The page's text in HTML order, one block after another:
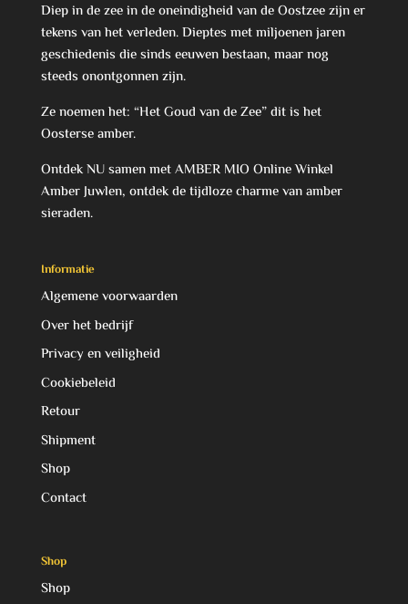
Diep in de zee in de oneindigheid van de Oostzee zijn er
tekens van het verleden. Dieptes met miljoenen jaren
geschiedenis die sinds eeuwen bestaan, maar nog
steeds onontgonnen zijn.
Ze noemen het: “Het Goud van de Zee” dit is het
Oosterse amber.
Ontdek NU samen met AMBER MIO Online Winkel
Amber Juwlen, ontdek de tijdloze charme van amber
sieraden.
Informatie
Algemene voorwaarden
Over het bedrijf
Privacy en veiligheid
Cookiebeleid
Retour
Shipment
Shop
Contact
Shop
Shop